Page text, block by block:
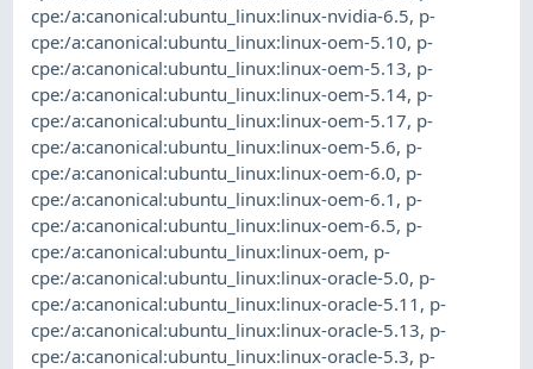
cpe:/a:canonical:ubuntu_linux:linux-nvidia-6.5, p-
cpe:/a:canonical:ubuntu_linux:linux-oem-5.10, p-
cpe:/a:canonical:ubuntu_linux:linux-oem-5.13, p-
cpe:/a:canonical:ubuntu_linux:linux-oem-5.14, p-
cpe:/a:canonical:ubuntu_linux:linux-oem-5.17, p-
cpe:/a:canonical:ubuntu_linux:linux-oem-5.6, p-
cpe:/a:canonical:ubuntu_linux:linux-oem-6.0, p-
cpe:/a:canonical:ubuntu_linux:linux-oem-6.1 , p-
cpe:/a:canonical:ubuntu_linux:linux-oem-6.5, p-
cpe:/a:canonical:ubuntu_linux:linux-oem, p-
cpe:/a:canonical:ubuntu_linux:linux-oracle-5.0, p-
cpe:/a:canonical:ubuntu_linux:linux-oracle-5.11 , p-
cpe:/a:canonical:ubuntu_linux:linux-oracle-5.13, p-
cpe:/a:canonical:ubuntu_linux:linux-oracle-5.3, p-